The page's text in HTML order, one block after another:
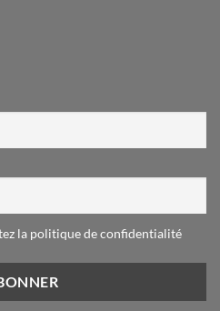
la politique de confidentialité